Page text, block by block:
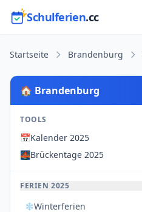
Schulferien.cc
Startseite Brandenburg
🏠 Brandenburg
TOOLS
📅Kalender 2025
🌉Brückentage 2025
FERIEN 2025
❄️Winterferien